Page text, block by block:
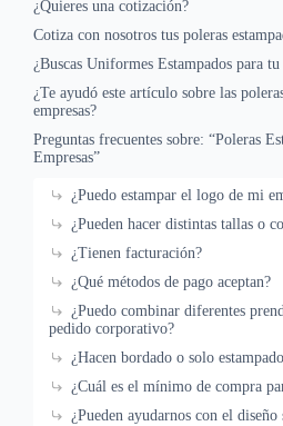
¿Quieres una cotización?
Cotiza con nosotros tus poleras
¿Buscas Uniformes Estampados para tu
¿Te ayudó este artículo sobre las
empresas?
Preguntas frecuentes sobre: “Poleras
Empresas”
¿Puedo estampar el logo de mi
¿Pueden hacer distintas tallas o
¿Tienen facturación?
¿Qué métodos de pago aceptan?
¿Puedo combinar diferentes
pedido corporativo?
¿Hacen bordado o solo
¿Cuál es el mínimo de compra
¿Pueden ayudarnos con el